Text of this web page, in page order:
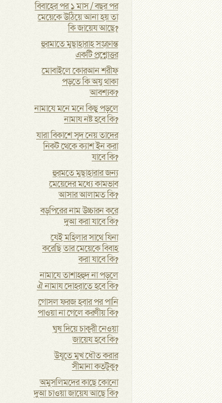
বিবাহের পর ১ মাস / বছর পর
মেয়েকে উঠিয়ে আনা হয় তা
কি জায়েয আছে?
হুরমাতে মুছাহারাহ সংক্রান্ত
একটি প্রশ্নোত্তর
মোবাইলে কোরআন শরীফ
পড়তে কি অযু থাকা
আবশ্যক?
নামাযে মনে মনে কিছু পড়লে
নামায নষ্ট হবে কি?
যারা বিকাশে সূদ নেয় তাদের
নিকট থেকে ক্যাশ ইন করা
যাবে কি?
হুরমতে মুছাহারার জন্য
মেয়েদের মধ্যে কামভাব
আসার আলামত কি?
বড়পিরের নাম উচ্চারন করে
দুআ করা যাবে কি?
যেই মহিলার সাথে যিনা
করেছি তার মেয়েকে বিবাহ
করা যাবে কি?
নামাযে তাশাহহুদ না পড়লে
ঐ নামায দোহরাতে হবে কি?
গোসল ফরজ হবার পর পানি
পাওয়া না গেলে করণীয় কি?
ঘুষ দিয়ে চাকুরী নেওয়া
জায়েয হবে কি?
উযূতে মুখ ধৌত করার
সীমানা কতটুকু?
অমুসলিমদের কাছে কোনো
দুআ চাওয়া জায়েয আছে কি?